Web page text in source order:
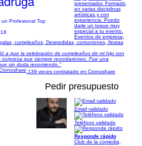
presentador. Formado
en varias disciplinas
artísticas y con
experiencia. Puedo
darle un toque muy
especial a tu evento.
Eventos de empresa,
cumpleaños, Despedidas, comuniones, fiestas
a que la celebración de cumpleaños de mi hijo con
que siempre recordaremos. Fue una
sin duda recomiendo."
139 veces contratado en Cronoshare
Pedir presupuesto
Email validado
Teléfono validado
Responde rápido
Club de la comedia,